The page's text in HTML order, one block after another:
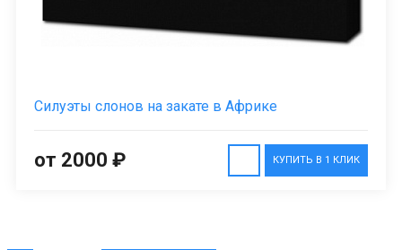
Силуэты слонов на закате в Африке
КУПИТЬ В 1 КЛИК
от 2000 ₽